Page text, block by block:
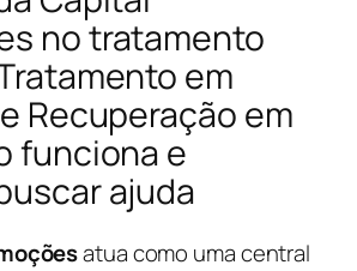
no tratamento
em
Recuperação em
funciona e
ajuda
atua como uma central